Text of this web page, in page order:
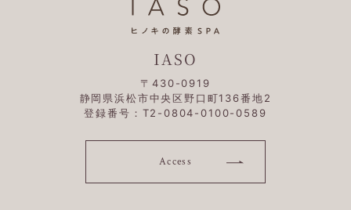
IASO
〒430-0919
静岡県浜松市中央区野口町136番地2
登録番号：T2-0804-0100-0589
Access